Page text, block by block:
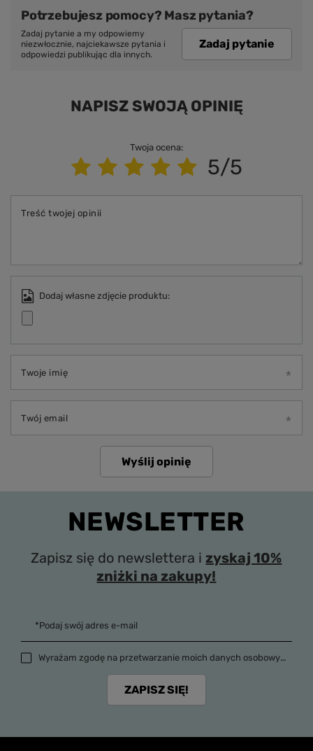
Potrzebujesz pomocy? Masz pytania?
Zadaj pytanie a my odpowiemy
niezwłocznie, najciekawsze pytania i
odpowiedzi publikując dla innych.
Zadaj pytanie
NAPISZ SWOJĄ OPINIĘ
Twoja ocena:
5/5
Treść twojej opinii
Dodaj własne zdjęcie produktu:
Twoje imię
Twój email
Wyślij opinię
NEWSLETTER
Zapisz się do newslettera i zyskaj 10%
zniżki na zakupy!
*Podaj swój adres e-mail
Wyrażam zgodę na przetwarzanie moich danych osobowych (adres e-mail) na potrzeby wysyłki newslettera z informacją handlową (marketing). Więcej w
ZAPISZ SIĘ!